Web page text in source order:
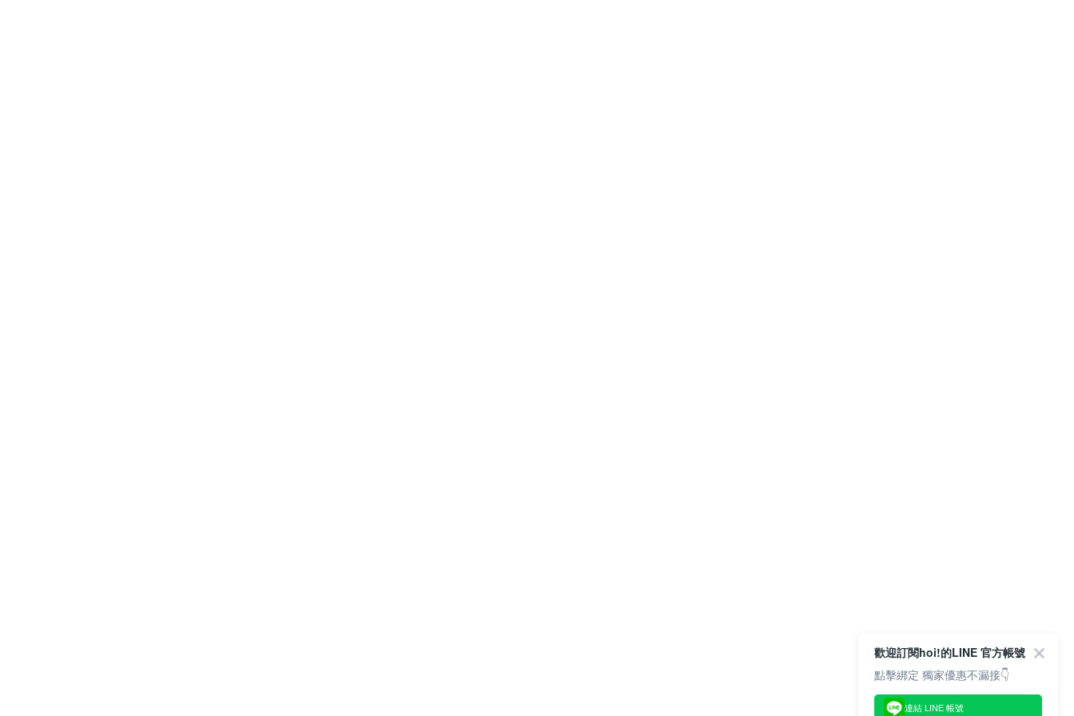
歡迎訂閱hoi!的LINE 官方帳號
點擊綁定 獨家優惠不漏接👇
連結 LINE 帳號